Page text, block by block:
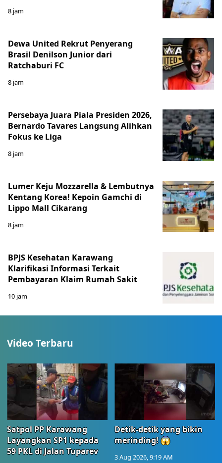
8 jam
Dewa United Rekrut Penyerang
Brasil Denilson Junior dari
Ratchaburi FC
8 jam
Persebaya Juara Piala Presiden 2026,
Bernardo Tavares Langsung Alihkan
Fokus ke Liga
8 jam
Lumer Keju Mozzarella & Lembutnya
Kentang Korea! Kepoin Gamchi di
Lippo Mall Cikarang
8 jam
BPJS Kesehatan Karawang
Klarifikasi Informasi Terkait
Pembayaran Klaim Rumah Sakit
10 jam
Video Terbaru
Satpol PP Karawang
Layangkan SP1 kepada
59 PKL di Jalan Tuparev
Detik-detik yang bikin
merinding! 😱
3 Aug 2026, 9:19 AM